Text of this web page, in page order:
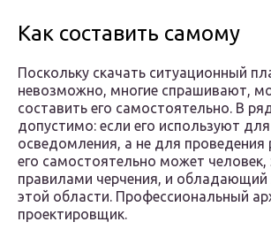
Как составить самому
Поскольку скачать ситуационный
невозможно, многие спрашивают,
составить его самостоятельно. В
допустимо: если его используют
осведомления, а не для проведения
его самостоятельно может
правилами черчения, и обладающий
этой области. Профессиональный
проектировщик.